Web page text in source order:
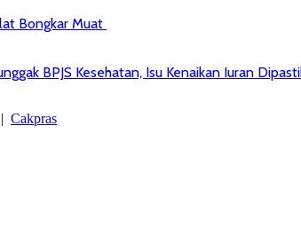
Bongkar Muat
BPJS Kesehatan, Isu Kenaikan Iuran
Cakpras